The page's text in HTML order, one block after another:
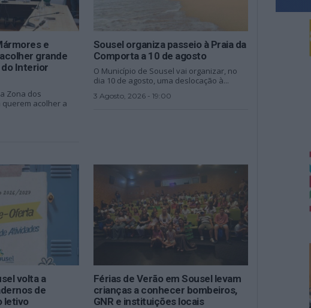
e
grande
Interior
Zona dos
acolher a
Sousel organiza passeio à Praia da
Comporta a 10 de agosto
O Município de Sousel vai organizar, no
dia 10 de agosto, uma deslocação à...
3 Agosto, 2026 - 19:00
volta a
de
letivo
Férias de Verão em Sousel levam
crianças a conhecer bombeiros,
GNR e instituições locais